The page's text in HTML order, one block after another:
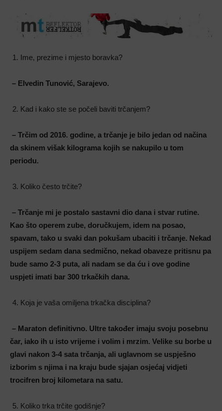
Ime, prezime i mjesto boravka?
– Elvedin Tunović, Sarajevo.
Kad i kako ste se počeli baviti trčanjem?
– Trčim od 2016. godine, a trčanje je bilo jedan od načina
da skinem višak kilograma kojih se nakupilo u tom
periodu.
Koliko često trčite?
– Trčanje mi je postalo sastavni dio dana i stvar rutine.
Kao što operem zube, doručkujem, idem na posao,
spavam, tako u svaki dan pokušam ubaciti i trčanje. Nekad
uspijem sedam dana sedmično, nekad obaveze pritisnu pa
bude samo 2-3 puta, ali nadam se da ću i ove godine
uspjeti imati bar 300 trkačkih dana.
Koja je vaša omiljena trkačka disciplina?
– Maraton definitivno. Ultre također imaju svoju posebnu
čar, iako ih u isto vrijeme i volim i mrzim. Velike su borbe u
glavi nakon 3-4 sata trčanja, ali uglavnom se uspješno
izborim s njima i na kraju bude sjajan osjećaj vidjeti
trocifren broj kilometara na satu.
Koliko trka trčite godišnje?